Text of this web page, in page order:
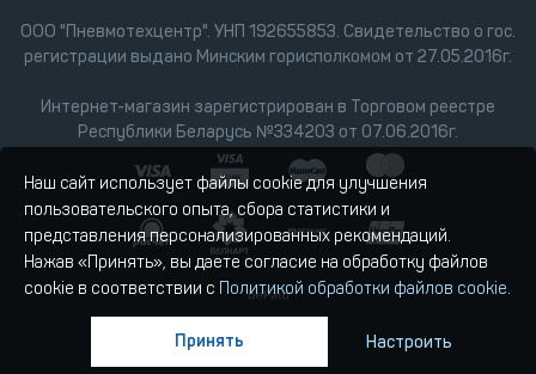
ООО "Пневмотехцентр". УНП 192655853. Свидетельство о гос.
регистрации выдано Минским горисполкомом от 27.05.2016г.
Интернет-магазин зарегистрирован в Торговом реестре
Республики Беларусь №334203 от 07.06.2016г.
Наш сайт использует файлы cookie для улучшения
пользовательского опыта, сбора статистики и
представления персонализированных рекомендаций.
Нажав «Принять», вы даете согласие на обработку файлов
cookie в соответствии с Политикой обработки файлов cookie.
Настроить
Принять